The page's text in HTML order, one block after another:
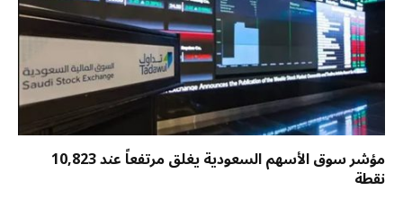
مؤشر سوق الأسهم السعودية يغلق مرتفعاً عند 10,823
نقطة